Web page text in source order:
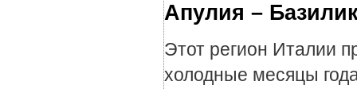
Апулия –
Этот регион Италии
холодные месяцы